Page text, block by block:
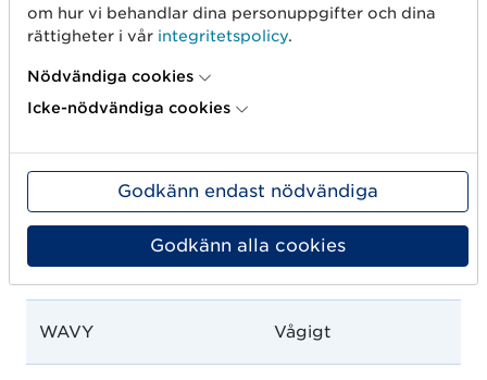
STYLED Stylat
SYNTHETIC
THINNING Håravfall
UNRULY Oregerligt
WAVY Vågigt
om hur vi behandlar dina personuppgifter och dina
rättigheter i vår integritetspolicy.
Nödvändiga cookies
Icke-nödvändiga cookies
Godkänn endast nödvändiga
Godkänn alla cookies